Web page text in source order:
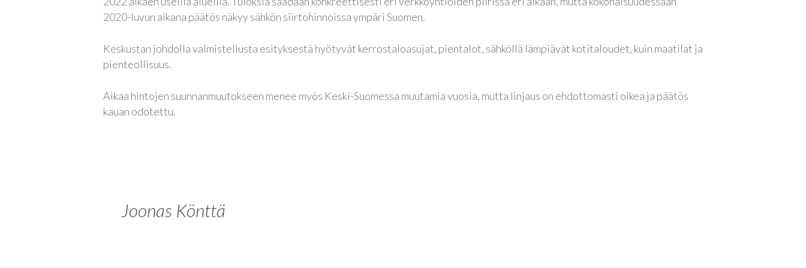
2020-luvun aikana päätös näkyy sähkön siirtohinnoissa ympäri Suomen.
Keskustan johdolla valmistellusta esityksestä hyötyvät kerrostaloasujat, pientalot, sähköllä lämpiävät kotitaloudet, kuin maatilat ja
pienteollisuus.
Aikaa hintojen suunnanmuutokseen menee myös Keski-Suomessa muutamia vuosia, mutta linjaus on ehdottomasti oikea ja päätös
kauan odotettu.
Joonas Könttä